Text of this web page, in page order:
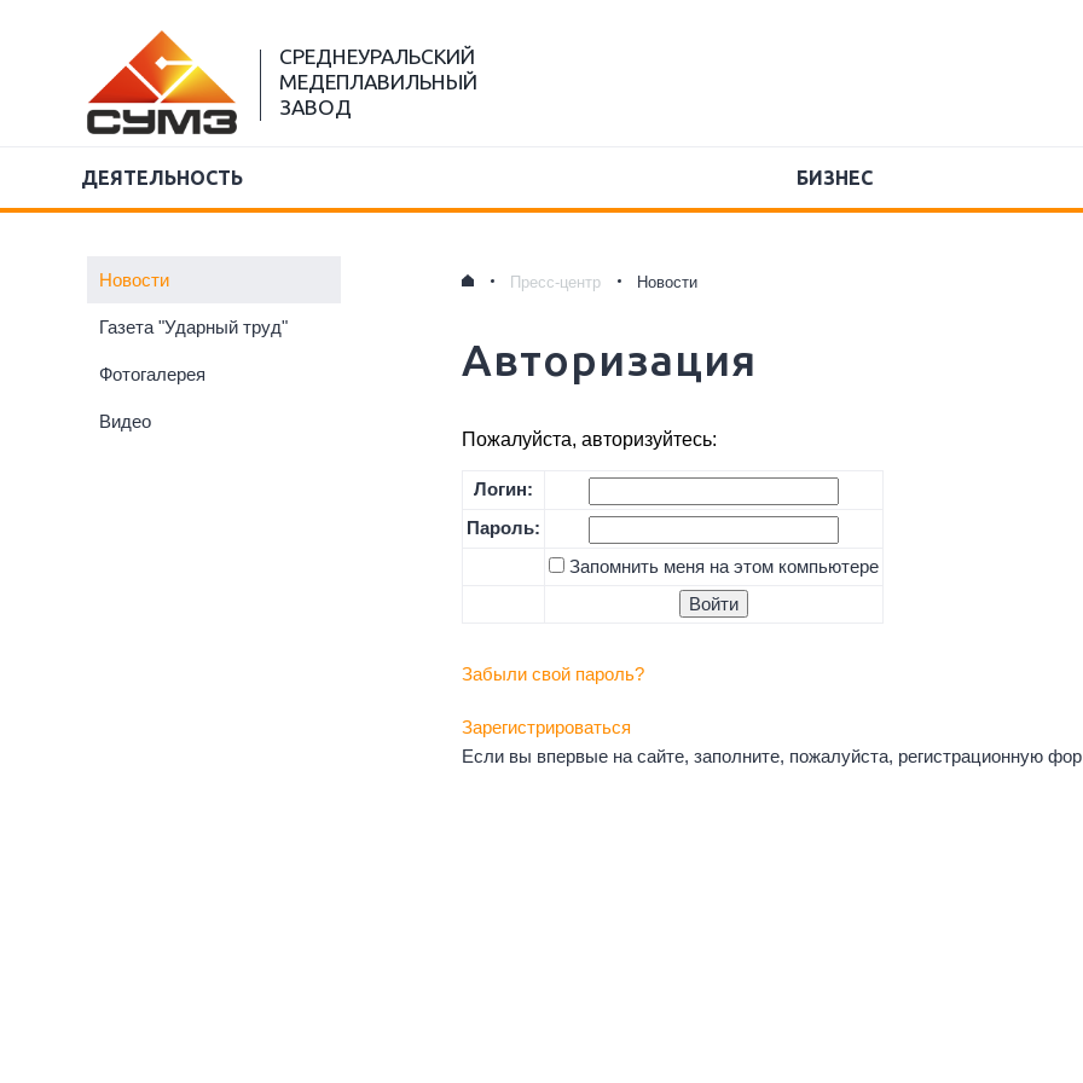
СРЕДНЕУРАЛЬСКИЙ
МЕДЕПЛАВИЛЬНЫЙ
ЗАВОД
ДЕЯТЕЛЬНОСТЬ БИЗНЕС
Новости
Газета "Ударный труд"
Фотогалерея
Видео
Пресс-центр Новости
Авторизация
Пожалуйста, авторизуйтесь:
Логин:
Пароль:
Запомнить меня на этом компьютере
Забыли свой пароль?
Зарегистрироваться
Если вы впервые на сайте, заполните, пожалуйста, регистрационную